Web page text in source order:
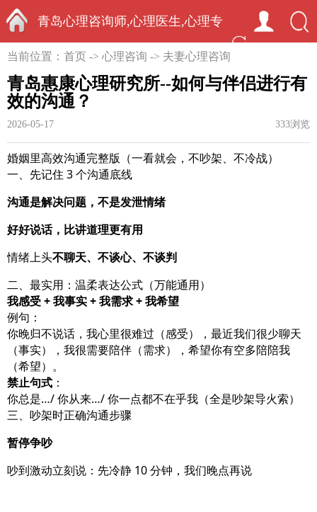
首页
青岛心理咨询师,心理医生,心理专
家-中国心理学家秦启竞
当前位置： 首页 -> 心理咨询 -> 夫妻心理咨询
青岛惠康心理研究所--如何与伴侣进行有
效的沟通？
2026-05-17 333浏览
婚姻里高效沟通完整版（一看就会，不吵架、不冷战）
一、先记住 3 个沟通底线
沟通是解决问题，不是发泄情绪
好好说话，比讲道理更有用
情绪上头不聊天、不谈心、不谈判
二、最实用：温柔表达公式（万能通用）
我感受 + 我事实 + 我需求 + 我希望
例句：
你晚归不说话，我心里很难过（感受），最近我们很少聊天
（事实），我很需要陪伴（需求），希望你有空多陪陪我
（希望）。
禁止句式 ：
你总是…/ 你从来…/ 你一点都不在乎我（全是吵架导火索）
三、吵架时正确沟通步骤
暂停争吵
吵到激动立刻说：先冷静 10 分钟，我们晚点再说